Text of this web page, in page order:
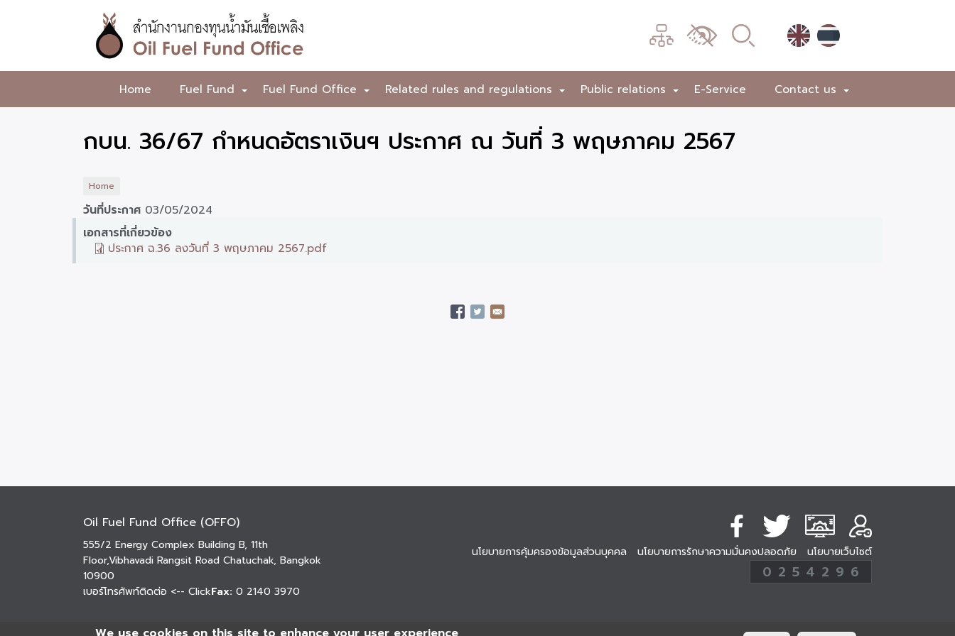
สำนักงาน
กองทุน
น้ำมัน
เพลิง
เมนู
เปลี่ยน
ผล
Home +
Fuel Fund +
Fuel Fund Office +
Related rules and regulations +
Public relations E-Service +
Contact us
กบน. 36/67 กำหนดอัตราเงินฯ ประกาศ ณ วันที่ 3 พฤษภาคม 2567
Home
วันที่ประกาศ 03/05/2024
เอกสารที่เกี่ยวข้อง
ประกาศ ฉ.36 ลงวันที่ 3 พฤษภาคม 2567.pdf
Oil Fuel Fund Office (OFFO)
555/2 Energy Complex Building B, 11th
Floor,Vibhavadi Rangsit Road Chatuchak, Bangkok
10900
เบอร์โทรศัพท์ติดต่อ <-- ClickFax: 0 2140 3970
นโยบายการคุ้มครองข้อมูลส่วนบุคคล นโยบายการรักษาความมั่นคงปลอดภัย นโยบายเว็บไซต์
254296
ครั้ง
0 2 5 4 2 9 6